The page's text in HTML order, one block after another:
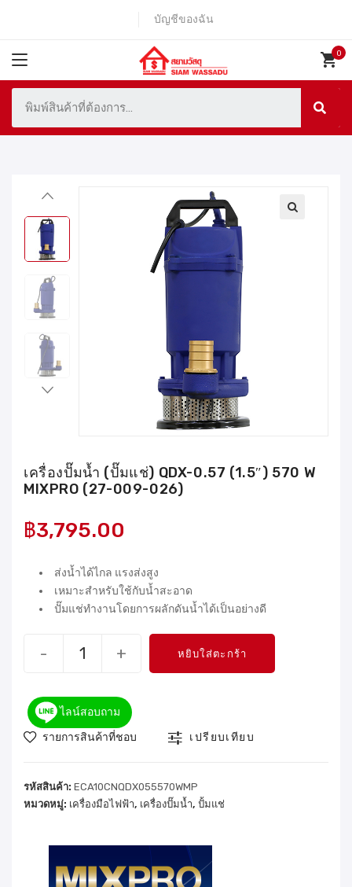
บัญชีของฉัน
เครื่องปั๊มน้ำ (ปั๊มแช่) QDX-0.57 (1.5″) 570 W
MIXPRO (27-009-026)
฿3,795.00
ส่งน้ำได้ไกล แรงส่งสูง
เหมาะสำหรับใช้กับน้ำสะอาด
ปั๊มแช่ทำงานโดยการผลักดันน้ำได้เป็นอย่างดี
- + หยิบใส่ตะกร้า
ไลน์สอบถาม
รายการสินค้าที่ชอบ
เปรียบเทียบ
รหัสสินค้า: ECA10CNQDX055570WMP
หมวดหมู่: เครื่องมือไฟฟ้า, เครื่องปั๊มน้ำ, ปั้มแช่